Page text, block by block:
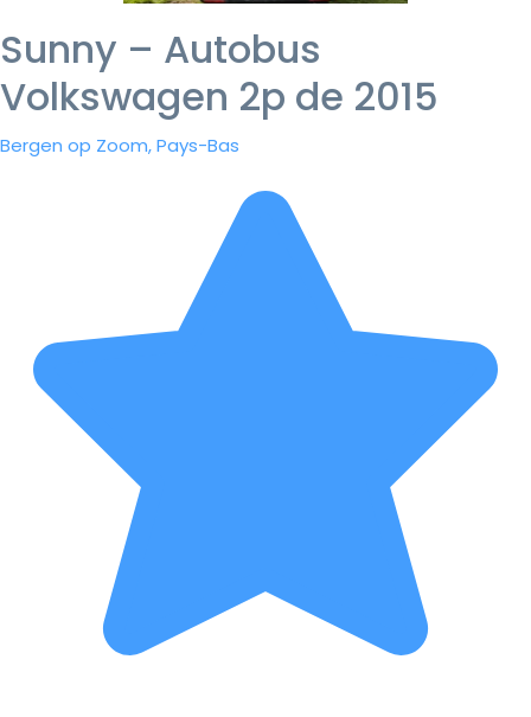
Sunny – Autobus
Volkswagen 2p de 2015
Bergen op Zoom, Pays-Bas